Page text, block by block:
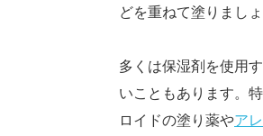
どを重ねて塗りましょ
多くは保湿剤を使用
いこともあります。特
ロイドの塗り薬やア